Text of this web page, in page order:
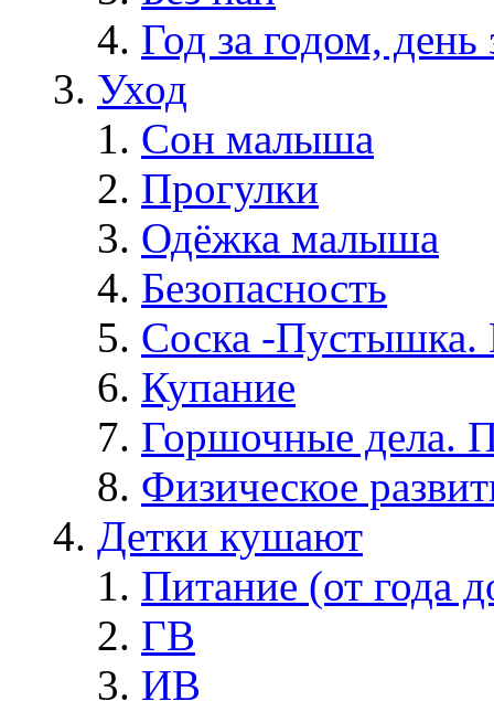
Год за годом, день
Уход
Сон малыша
Прогулки
Одёжка малыша
Безопасность
Соска -
Купание
Горшочные дела.
Физическое
Детки кушают
Питание (от года
ГВ
ИВ